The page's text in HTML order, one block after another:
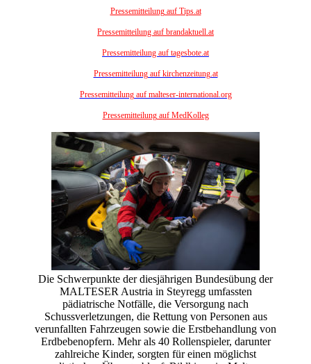
Pressemitteilung auf Tips.at
Pressemitteilung auf brandaktuell.at
Pressemitteilung auf tagesbote.at
Pressemitteilung auf kirchenzeitung.at
Pressemitteilung auf malteser-international.org
Pressemitteilung auf MedKolleg
Die Schwerpunkte der diesjährigen Bundesübung der
MALTESER Austria in Steyregg umfassten
pädiatrische Notfälle, die Versorgung nach
Schussverletzungen, die Rettung von Personen aus
verunfallten Fahrzeugen sowie die Erstbehandlung von
Erdbebenopfern. Mehr als 40 Rollenspieler, darunter
zahlreiche Kinder, sorgten für einen möglichst